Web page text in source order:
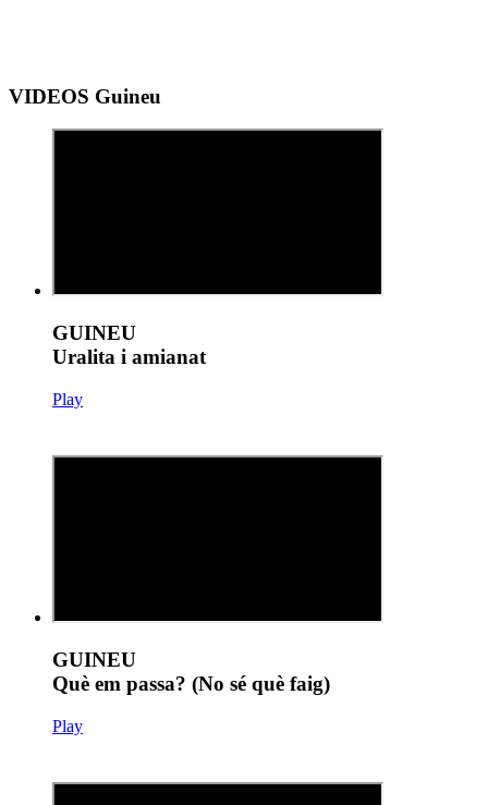
VIDEOS Guineu
GUINEU
Uralita i amianat
Play
GUINEU
Què em passa? (No sé què faig)
Play